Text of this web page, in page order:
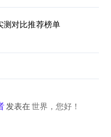
测对比推荐榜单
发表在 世界，您好！